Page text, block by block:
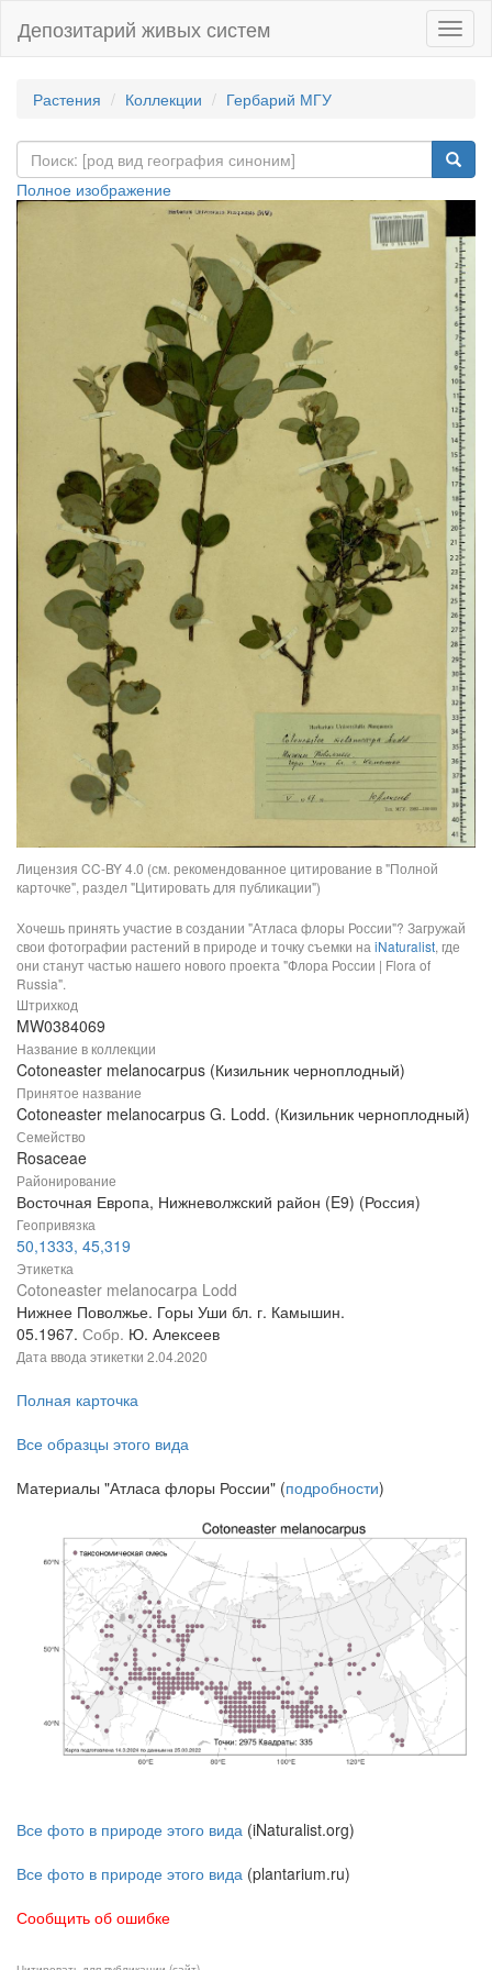
Депозитарий живых систем
Растения Коллекции Гербарий МГУ
Полное изображение
Лицензия CC-BY 4.0 (см. рекомендованное цитирование в "Полной
карточке", раздел "Цитировать для публикации")
Хочешь принять участие в создании "Атласа флоры России"? Загружай
свои фотографии растений в природе и точку съемки на iNaturalist, где
они станут частью нашего нового проекта "Флора России | Flora of
Russia".
Штрихкод
MW0384069
Название в коллекции
Cotoneaster melanocarpus (Кизильник черноплодный)
Принятое название
Cotoneaster melanocarpus G. Lodd. (Кизильник черноплодный)
Семейство
Rosaceae
Районирование
Восточная Европа, Нижневолжский район (E9) (Россия)
Геопривязка
50,1333, 45,319
Этикетка
Cotoneaster melanocarpa Lodd
Нижнее Поволжье. Горы Уши бл. г. Камышин.
05.1967. Собр. Ю. Алексеев
Дата ввода этикетки 2.04.2020
Полная карточка
Все образцы этого вида
Материалы "Атласа флоры России" (подробности)
Все фото в природе этого вида (iNaturalist.org)
Все фото в природе этого вида (plantarium.ru)
Сообщить об ошибке